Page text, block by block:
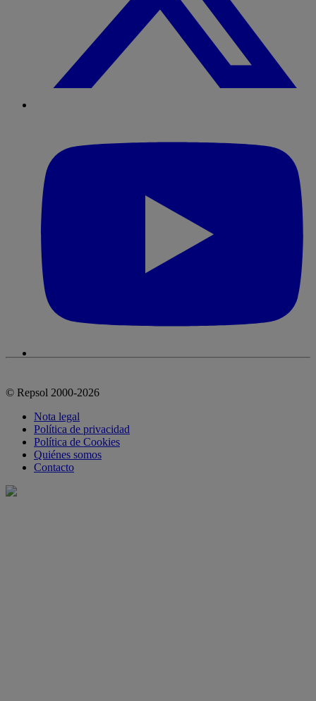
© Repsol 2000-2026
Nota legal
Política de privacidad
Política de Cookies
Quiénes somos
Contacto